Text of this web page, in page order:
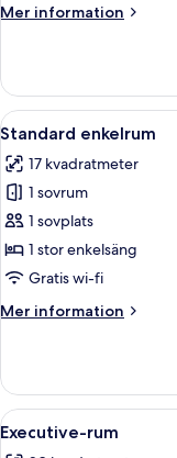
Mer information
Mer
Executive
Öppna
alla
foton
för
Standard
enkelrum
7
Standard enkelrum
17 kvadratmeter
1 sovrum
1 sovplats
1 stor enkelsäng
Gratis wi-fi
Mer information
Mer
enkelrum
Öppna
alla
6
Executive-rum